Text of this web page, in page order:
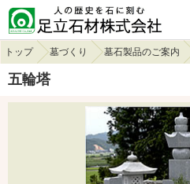
トップ 墓づくり 墓石製品のご案内
五輪塔